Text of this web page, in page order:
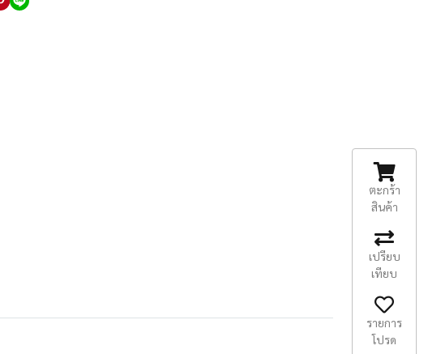
ตะกร้า
สินค้า
เปรียบ
เทียบ
รายการ
โปรด